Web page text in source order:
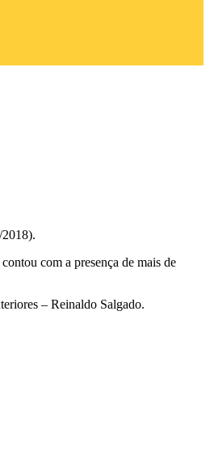
com a presença de mais de
– Reinaldo Salgado.